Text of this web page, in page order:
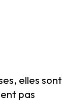
elles sont
pas